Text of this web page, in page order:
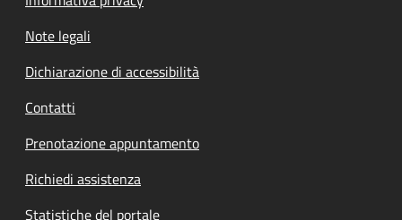
Note legali
Dichiarazione di accessibilità
Contatti
Prenotazione appuntamento
Richiedi assistenza
Statistiche del portale